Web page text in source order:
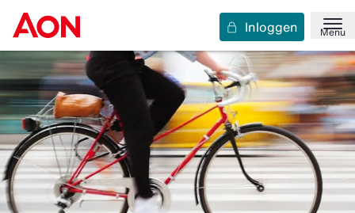
Menu
Inloggen